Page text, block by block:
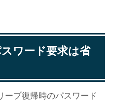
ワード要求は省
ープ復帰時のパスワード